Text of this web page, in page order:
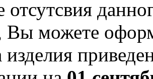
отсутсвия
Вы можете